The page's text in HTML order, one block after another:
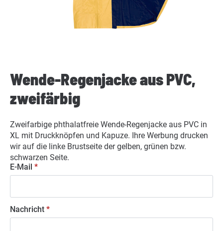
Wende-Regenjacke aus PVC,
zweifärbig
Zweifarbige phthalatfreie Wende-Regenjacke aus PVC in
XL mit Druckknöpfen und Kapuze. Ihre Werbung drucken
wir auf die linke Brustseite der gelben, grünen bzw.
schwarzen Seite.
E-Mail *
Nachricht *